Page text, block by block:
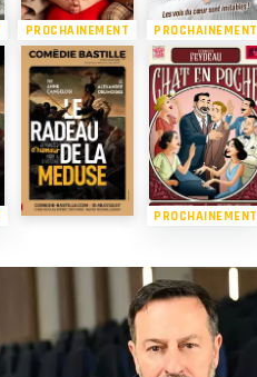
PROCHAINEMENT PROCHAINEMENT
PROCHAINEMENT